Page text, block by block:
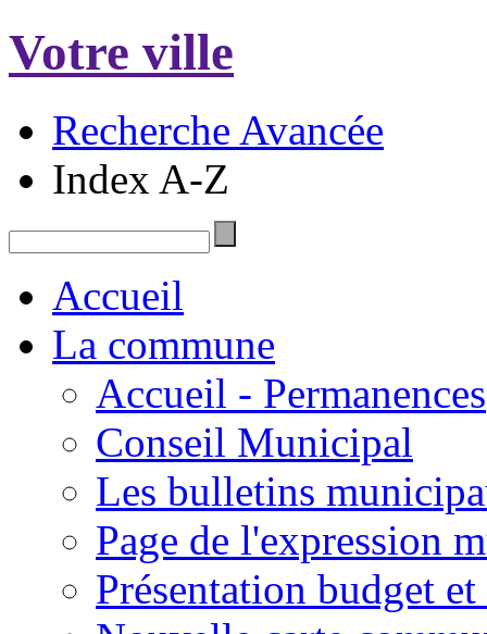
Votre ville
Recherche Avancée
Index A-Z
Accueil
La commune
Accueil - Permanences
Conseil Municipal
Les bulletins
Page de l'expression
Présentation budget